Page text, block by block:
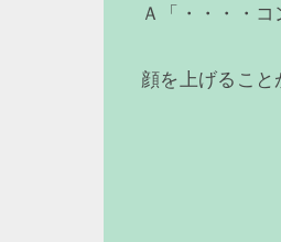
Ａ「・・・・
顔を上げること